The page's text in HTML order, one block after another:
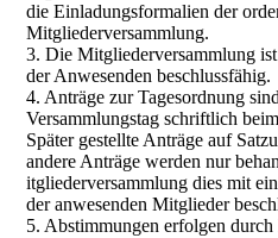
die Einladungsformalien der
Mitgliederversammlung.
3. Die Mitgliederversammlung
der Anwesenden beschlussfähig.
4. Anträge zur Tagesordnung
Versammlungstag schriftlich
Später gestellte Anträge auf
andere Anträge werden nur
itgliederversammlung dies mit
der anwesenden Mitglieder
5. Abstimmungen erfolgen